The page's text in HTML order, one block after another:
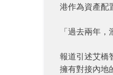
港作為資產配
「過去兩年
報道引述艾橋
擁有對接內地